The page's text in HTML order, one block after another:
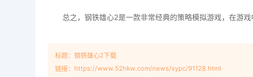
总之，钢铁雄心2是一款非常经典的策略模拟游戏，在游
标题：钢铁雄心2下载
链接：https://www.52hkw.com/news/sypc/91128.html